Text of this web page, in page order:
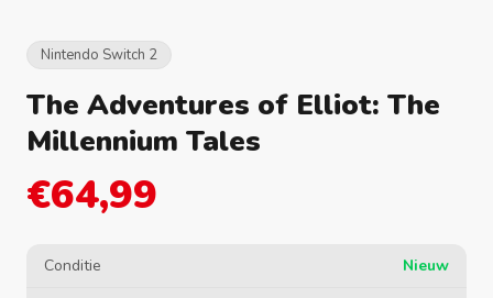
Nintendo Switch 2
The Adventures of Elliot: The
Millennium Tales
€64,99
Conditie Nieuw